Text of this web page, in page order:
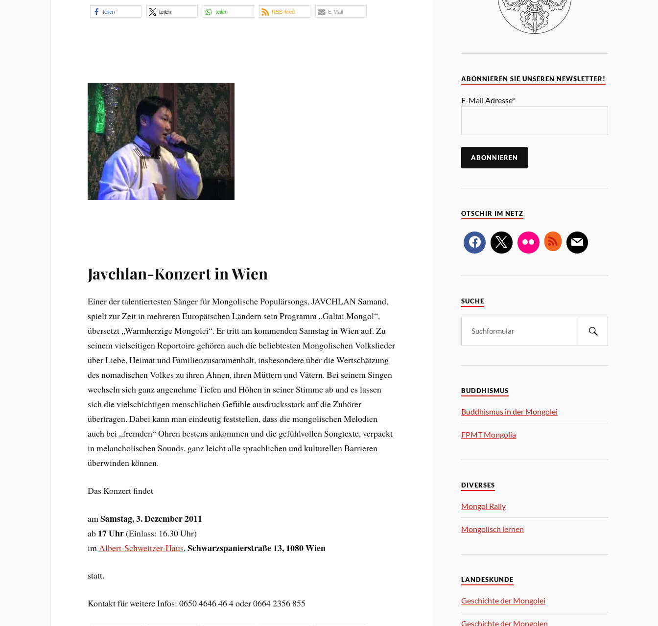
teilen teilen teilen RSS-feed E-Mail
Javchlan-Konzert in Wien
Einer der talentiertesten Sänger für Mongolische Populärsongs, JAVCHLAN Samand,
spielt zur Zeit in mehreren Europäischen Ländern sein Programm „Galtai Mongol“,
übersetzt „Warmherzige Mongolei“. Er tritt am kommenden Samstag in Wien auf. Zu
seinem vielseitigen Reportoire gehören auch die beliebtesten Mongolischen Volkslieder
über Liebe, Heimat und Familienzusammenhalt, insbesondere über die Wertschätzung
des nomadischen Volkes zu ihren Ahnen, ihren Müttern und Vätern. Bei seinem Singen
wechseln sich ganz angenehme Tiefen und Höhen in seiner Stimme ab und es lassen
sich die vielschichtigen menschlichen Gefühle ausdrucksstark auf die Zuhörer
übertragen. Dabei kann man eindeutig feststellen, dass die mongolischen Melodien
auch bei „fremden“ Ohren bestens ankommen und die gefühlvollen Songtexte, verpackt
in melancholischen Sounds, ganz leicht alle sprachlichen und kulturellen Barrieren
überwinden können.
Das Konzert findet
amSamstag, 3. Dezember 2011
ab 17 Uhr(Einlass: 16.30 Uhr)
im Albert-Schweitzer-Haus,Schwarzspanierstraße 13, 1080 Wien
statt.
Kontakt für weitere Infos: 0650 4646 46 4 oder 0664 2356 855
ABONNIEREN SIE UNSEREN NEWSLETTER!
E-Mail Adresse*
OTSCHIR IM NETZ
SUCHE
BUDDHISMUS
Buddhismus in der Mongolei
FPMT Mongolia
DIVERSES
Mongol Rally
Mongolisch lernen
LANDESKUNDE
Geschichte der Mongolei
Geschichte der Mongolen